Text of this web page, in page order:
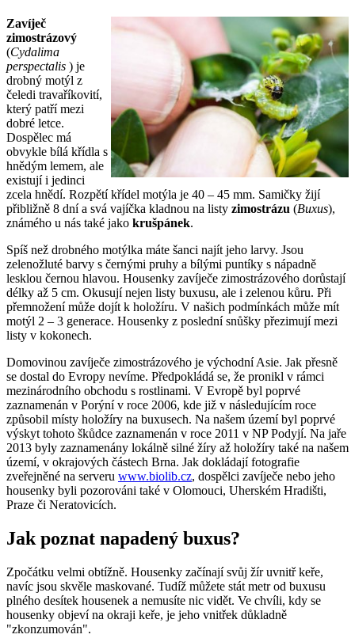
Zavíječ
zimostrázový
(Cydalima
perspectalis ) je
drobný motýl z
čeledi travaříkovití,
který patří mezi
dobré letce.
Dospělec má
obvykle bílá křídla s
hnědým lemem, ale
existují i jedinci
zcela hnědí. Rozpětí křídel motýla je 40 – 45 mm. Samičky žijí
přibližně 8 dní a svá vajíčka kladnou na listy zimostrázu (Buxus),
známého u nás také jako krušpánek.
Spíš než drobného motýlka máte šanci najít jeho larvy. Jsou
zelenožluté barvy s černými pruhy a bílými puntíky s nápadně
lesklou černou hlavou. Housenky zavíječe zimostrázového dorůstají
délky až 5 cm. Okusují nejen listy buxusu, ale i zelenou kůru. Při
přemnožení může dojít k holožíru. V našich podmínkách může mít
motýl 2 – 3 generace. Housenky z poslední snůšky přezimují mezi
listy v kokonech.
Domovinou zavíječe zimostrázového je východní Asie. Jak přesně
se dostal do Evropy nevíme. Předpokládá se, že pronikl v rámci
mezinárodního obchodu s rostlinami. V Evropě byl poprvé
zaznamenán v Porýní v roce 2006, kde již v následujícím roce
způsobil místy holožíry na buxusech. Na našem území byl poprvé
výskyt tohoto škůdce zaznamenán v roce 2011 v NP Podyjí. Na jaře
2013 byly zaznamenány lokálně silné žíry až holožíry také na našem
území, v okrajových částech Brna. Jak dokládají fotografie
zveřejněné na serveru www.biolib.cz, dospělci zavíječe nebo jeho
housenky byli pozorováni také v Olomouci, Uherském Hradišti,
Praze či Neratovicích.
Jak poznat napadený buxus?
Zpočátku velmi obtížně. Housenky začínají svůj žír uvnitř keře,
navíc jsou skvěle maskované. Tudíž můžete stát metr od buxusu
plného desítek housenek a nemusíte nic vidět. Ve chvíli, kdy se
housenky objeví na okraji keře, je jeho vnitřek důkladně
"zkonzumován".